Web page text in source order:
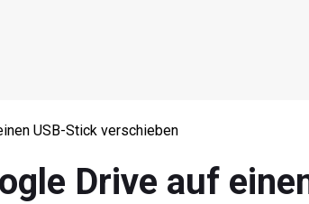
USB-Stick verschieben
Drive auf